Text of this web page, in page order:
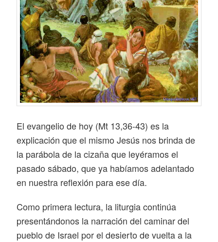
El evangelio de hoy (Mt 13,36-43) es la
explicación que el mismo Jesús nos brinda de
la parábola de la cizaña que leyéramos el
pasado sábado, que ya habíamos adelantado
en nuestra reflexión para ese día.
Como primera lectura, la liturgia continúa
presentándonos la narración del caminar del
pueblo de Israel por el desierto de vuelta a la